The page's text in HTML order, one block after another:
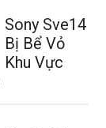
Sony Sve14
Bị Bể Vỏ
Khu Vực